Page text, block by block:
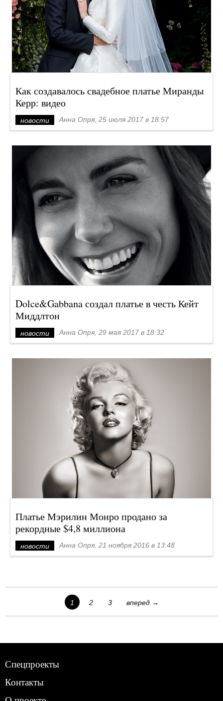
Как создавалось свадебное платье Миранды
Керр: видео
новости Анна Опря, 25 июля 2017 в 18:57
Dolce&Gabbana создал платье в честь Кейт
Миддлтон
новости Анна Опря, 29 мая 2017 в 18:32
Платье Мэрилин Монро продано за
рекордные $4,8 миллиона
новости Анна Опря, 21 ноября 2016 в 13:48
1 2 3 вперед →
Спецпроекты
Контакты